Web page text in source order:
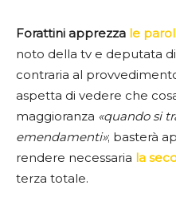
Forattini apprezza le
noto della tv e deputata
contraria al
aspetta di vedere che
maggioranza «quando si
emendamenti»; basterà
rendere necessaria la
terza totale.